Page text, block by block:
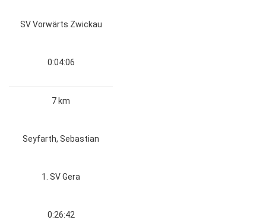
SV Vorwärts Zwickau
0:04:06
7 km
Seyfarth, Sebastian
1. SV Gera
0:26:42